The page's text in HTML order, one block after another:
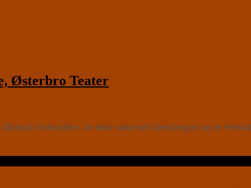
Østerbro Teater
Marstals forbandelse, de døde sømænds hjemlængsel og de